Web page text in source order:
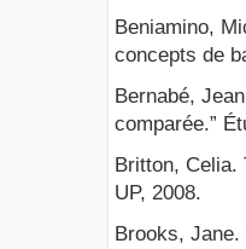
Beniamino,
concepts de
Bernabé,
comparée.”
Britton, Celia.
UP, 2008.
Brooks,